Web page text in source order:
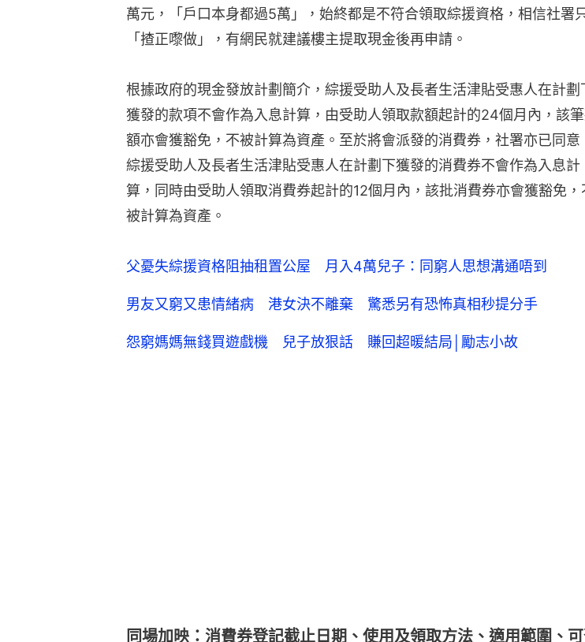
萬元，「戶口本身都過5萬」，始終都是不符合領取綜援資格，相信社署
「揸正嚟做」，有網民就建議樓主提取現金後再申請。
根據政府的現金發放計劃簡介，綜援受助人及長者生活津貼受惠人在計劃
獲發的款項不會作為入息計算，由受助人領取款額起計的24個月內，該
額亦會獲豁免，不被計算為資產。至於將會派發的消費券，社署亦已同意
綜援受助人及長者生活津貼受惠人在計劃下獲發的消費券不會作為入息計
算，同時由受助人領取消費券起計的12個月內，該批消費券亦會獲豁免，
被計算為資產。
父憂失綜援資格阻抽租置公屋 月入4萬兒子：同窮人思想溝通唔到
男友又窮又患情緒病 港女決不離棄 驚悉另有恐怖真相秒提分手
怨窮媽媽無錢買遊戲機 兒子放狠話 賺回超暖結局│勵志小故
同場加映：消費券登記截止日期、使用及領取方法、適用範圍、